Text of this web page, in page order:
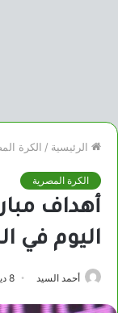
الرئيسية / الكرة
الكرة المصرية
اليوم في
أحمد السيد 8 ديسمبر، 2023